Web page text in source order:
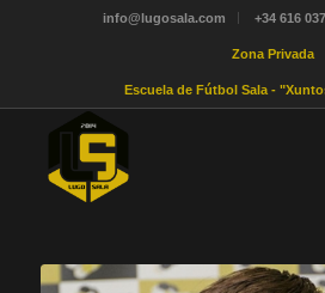
info@lugosala.com +34 616
Zona Privada
Escuela de Fútbol Sala -